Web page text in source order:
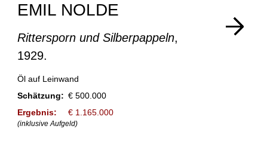
EMIL NOLDE
Rittersporn und Silberpappeln,
1929.
Öl auf Leinwand
Schätzung: € 500.000
Ergebnis:
€ 1.165.000
(inklusive Aufgeld)